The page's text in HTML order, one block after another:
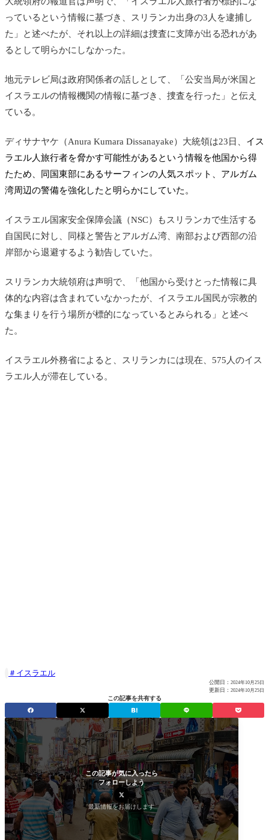
っているという情報に基づき、スリランカ出身の3人を逮捕し
た」と述べたが、それ以上の詳細は捜査に支障が出る恐れがあ
るとして明らかにしなかった。
地元テレビ局は政府関係者の話しとして、「公安当局が米国と
イスラエルの情報機関の情報に基づき、捜査を行った」と伝え
ている。
ディサナヤケ（Anura Kumara Dissanayake）大統領は23日、 イス
ラエル人旅行者を脅かす可能性があるという情報を他国から得
たため、同国東部にあるサーフィンの人気スポット、アルガム
湾周辺の警備を強化したと明らかにしていた。
イスラエル国家安全保障会議（NSC）もスリランカで生活する
自国民に対し、同様と警告とアルガム湾、南部および西部の沿
岸部から退避するよう勧告していた。
スリランカ大統領府は声明で、「他国から受けとった情報に具
体的な内容は含まれていなかったが、イスラエル国民が宗教的
な集まりを行う場所が標的になっているとみられる」と述べ
た。
イスラエル外務省によると、スリランカには現在、575人のイス
ラエル人が滞在している。
イスラエル
公開日： 2024年10月25日
更新日： 2024年10月25日
この記事を共有する
この記事が気に入ったら
フォローしよう
最新情報をお届けします